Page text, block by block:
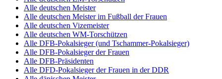
Alle deutschen Meister
Alle deutschen Meister im Fußball der Frauen
Alle deutschen Vizemeister
Alle deutschen WM-Torschützen
Alle DFB-Pokalsieger (und Tschammer-Pokalsieger)
Alle DFB-Pokalsieger der Frauen
Alle DFB-Präsidenten
Alle DFD-Pokalsieger der Frauen in der DDR